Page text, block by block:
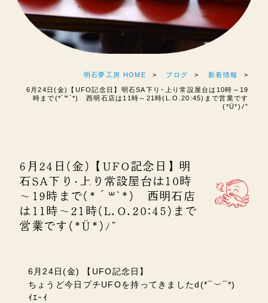
明石夢工房 HOME ブログ 新着情報
6月24日(金)【UFO記念日】明石SA下り･上り常設屋台は10時～19
時まで(*´꒳`*) 西明石店は11時～21時(L.O.20:45)まで営業です
(*Ü*)ﾉ”
6月24日(金)【UFO記念日】明
石SA下り･上り常設屋台は10時
～19時まで(*´꒳`*) 西明石店
は11時～21時(L.O.20:45)まで
営業です(*Ü*)ﾉ”
6月24日(金) 【UFO記念日】
ちょうど今日プチUFOを持ってきましたd(*¯︶¯*)
ｲｴｰｲ